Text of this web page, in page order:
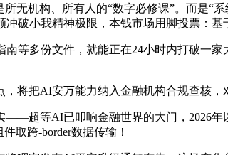
无机构、所有人的“数字必修课”。而是
破小我精神极限，本钱市场用脚投票：
多份文件，就能正在24小时内打破一家
把AI安万能力纳入金融机构合规查核，
等AI已叩响金融世界的大门，2026年
取跨-border数据传输！